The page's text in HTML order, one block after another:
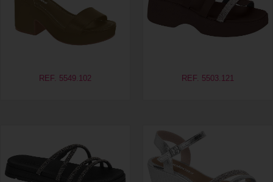
REF. 5549.102 REF. 5503.121